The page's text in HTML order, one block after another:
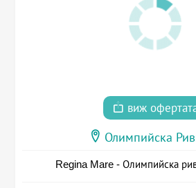
виж
Олимпийска
Regina Mare - Олимпийска